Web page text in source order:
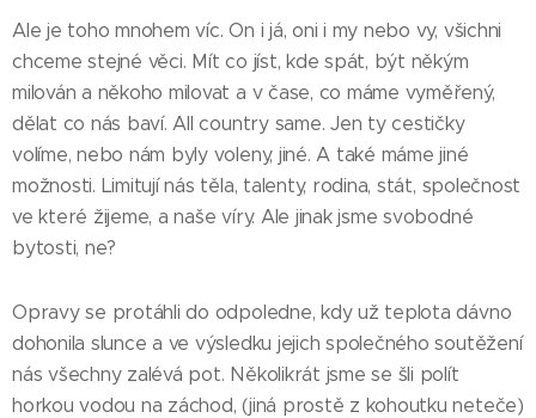
Ale je toho mnohem víc. On i já, oni i my nebo vy, všichni
chceme stejné věci. Mít co jíst, kde spát, být někým
milován a někoho milovat a v čase, co máme vyměřený,
dělat co nás baví. All country same. Jen ty cestičky
volíme, nebo nám byly voleny, jiné. A také máme jiné
možnosti. Limitují nás těla, talenty, rodina, stát, společnost
ve které žijeme, a naše víry. Ale jinak jsme svobodné
bytosti, ne?
Opravy se protáhli do odpoledne, kdy už teplota dávno
dohonila slunce a ve výsledku jejich společného soutěžení
nás všechny zalévá pot. Několikrát jsme se šli polít
horkou vodou na záchod, (jiná prostě z kohoutku neteče)